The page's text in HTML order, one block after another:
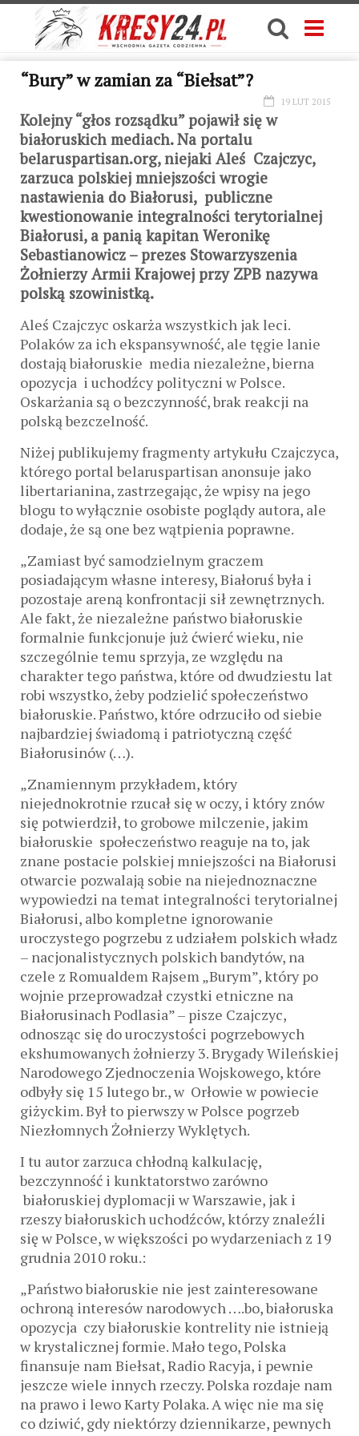
“Bury” w zamian za “Biełsat”?
19 LUT 2015
Kolejny “głos rozsądku” pojawił się w
białoruskich mediach. Na portalu
belaruspartisan.org, niejaki Aleś Czajczyc,
zarzuca polskiej mniejszości wrogie
nastawienia do Białorusi, publiczne
kwestionowanie integralności terytorialnej
Białorusi, a panią kapitan Weronikę
Sebastianowicz – prezes Stowarzyszenia
Żołnierzy Armii Krajowej przy ZPB nazywa
polską szowinistką.
Aleś Czajczyc oskarża wszystkich jak leci.
Polaków za ich ekspansywność, ale tęgie lanie
dostają białoruskie media niezależne, bierna
opozycja i uchodźcy polityczni w Polsce.
Oskarżania są o bezczynność, brak reakcji na
polską bezczelność.
Niżej publikujemy fragmenty artykułu Czajczyca,
którego portal belaruspartisan anonsuje jako
libertarianina, zastrzegając, że wpisy na jego
blogu to wyłącznie osobiste poglądy autora, ale
dodaje, że są one bez wątpienia poprawne.
„Zamiast być samodzielnym graczem
posiadającym własne interesy, Białoruś była i
pozostaje areną konfrontacji sił zewnętrznych.
Ale fakt, że niezależne państwo białoruskie
formalnie funkcjonuje już ćwierć wieku, nie
szczególnie temu sprzyja, ze względu na
charakter tego państwa, które od dwudziestu lat
robi wszystko, żeby podzielić społeczeństwo
białoruskie. Państwo, które odrzuciło od siebie
najbardziej świadomą i patriotyczną część
Białorusinów (…).
„Znamiennym przykładem, który
niejednokrotnie rzucał się w oczy, i który znów
się potwierdził, to grobowe milczenie, jakim
białoruskie społeczeństwo reaguje na to, jak
znane postacie polskiej mniejszości na Białorusi
otwarcie pozwalają sobie na niejednoznaczne
wypowiedzi na temat integralności terytorialnej
Białorusi, albo kompletne ignorowanie
uroczystego pogrzebu z udziałem polskich władz
– nacjonalistycznych polskich bandytów, na
czele z Romualdem Rajsem „Burym”, który po
wojnie przeprowadzał czystki etniczne na
Białorusinach Podlasia” – pisze Czajczyc,
odnosząc się do uroczystości pogrzebowych
ekshumowanych żołnierzy 3. Brygady Wileńskiej
Narodowego Zjednoczenia Wojskowego, które
odbyły się 15 lutego br., w Orłowie w powiecie
giżyckim. Był to pierwszy w Polsce pogrzeb
Niezłomnych Żołnierzy Wyklętych.
I tu autor zarzuca chłodną kalkulację,
bezczynność i kunktatorstwo zarówno
białoruskiej dyplomacji w Warszawie, jak i
rzeszy białoruskich uchodźców, którzy znaleźli
się w Polsce, w większości po wydarzeniach z 19
grudnia 2010 roku.:
„Państwo białoruskie nie jest zainteresowane
ochroną interesów narodowych ….bo, białoruska
opozycja czy białoruskie kontrelity nie istnieją
w krystalicznej formie. Mało tego, Polska
finansuje nam Biełsat, Radio Racyja, i pewnie
jeszcze wiele innych rzeczy. Polska rozdaje nam
na prawo i lewo Karty Polaka. A więc nie ma się
co dziwić, gdy niektórzy dziennikarze, pewnych